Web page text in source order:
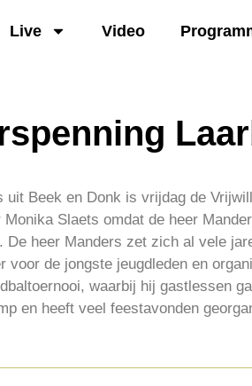
Live Video
uit Beek en Donk is vrijdag de
Monika Slaets omdat de heer
De heer Manders zet zich al vele
voor de jongste jeugdleden en
waarbij hij gastlessen
en heeft veel feestavonden